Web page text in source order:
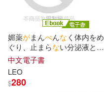
媚薬がまんべんな く体内をめ
ぐり、止まらない分泌液と感
じまくる肥大クリ
っ!!制御不能のシースルーオイ
ルスキンマッサージ
Episode.02 (電子書)
中文電子書
LEO
$280